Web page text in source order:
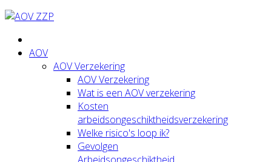
AOV
AOV Verzekering
AOV Verzekering
Wat is een AOV verzekering
Kosten
arbeidsongeschiktheidsverzekering
Welke risico's loop ik?
Gevolgen